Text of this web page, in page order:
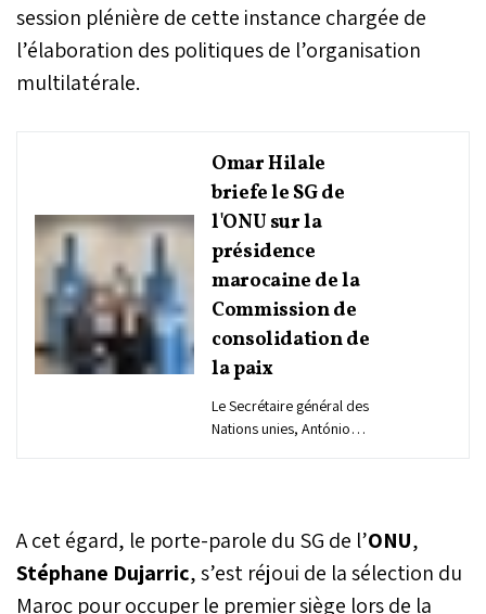
session plénière de cette instance chargée de
l’élaboration des politiques de l’organisation
multilatérale.
Omar Hilale
briefe le SG de
l'ONU sur la
présidence
marocaine de la
Commission de
consolidation de
la paix
Le Secrétaire général des
Nations unies, António
l’ONU, Omar Hilale, en sa
qualité de président de la
Commission de
A cet égard, le porte-parole du SG de l’ONU,
Stéphane Dujarric, s’est réjoui de la sélection du
Maroc pour occuper le premier siège lors de la